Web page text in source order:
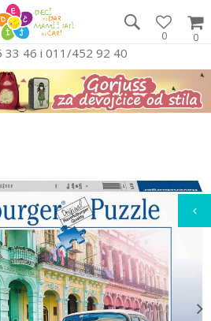
0
0
33 46 i 011/452 92 40